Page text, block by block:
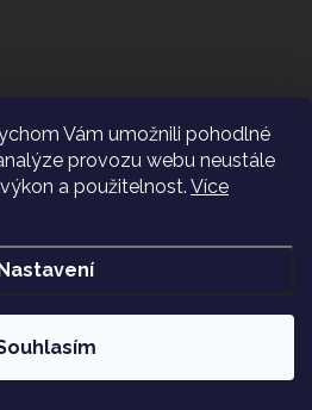
Vám umožnili pohodlné
provozu webu neustále
a použitelnost. Více